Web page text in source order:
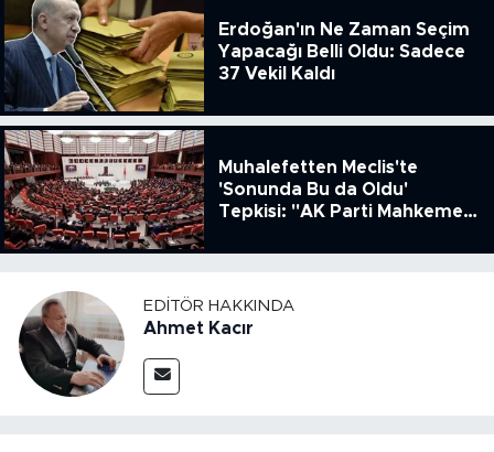
Erdoğan'ın Ne Zaman Seçim
Yapacağı Belli Oldu: Sadece
37 Vekil Kaldı
Muhalefetten Meclis'te
'Sonunda Bu da Oldu'
Tepkisi: "AK Parti Mahkeme
Kanun Çıkardı"
EDITÖR HAKKINDA
Ahmet Kacır